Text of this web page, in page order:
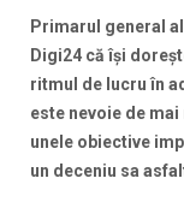
Primarul general
Digi24 că își
ritmul de lucru în
este nevoie de
unele obiective
un deceniu sa